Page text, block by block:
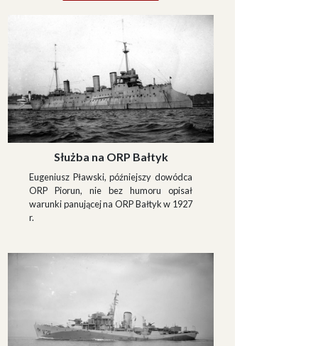
Służba na ORP Bałtyk
Eugeniusz Pławski, późniejszy dowódca
ORP Piorun, nie bez humoru opisał
warunki panującej na ORP Bałtyk w 1927
r.